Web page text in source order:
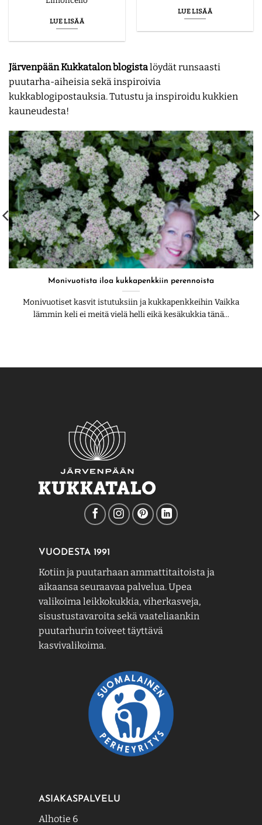
LUE LISÄÄ
LUE LISÄÄ
Järvenpään Kukkatalon blogistalöydät runsaasti
puutarha-aiheisia sekä inspiroivia
kukkablogipostauksia. Tutustu ja inspiroidu kukkien
kauneudesta!
Monivuotista iloa kukkapenkkiin perennoista
Monivuotiset kasvit istutuksiin ja kukkapenkkeihin Vaikka
lämmin keli ei meitä vielä helli eikä kesäkukkia tänä...
VUODESTA 1991
Kotiin ja puutarhaan ammattitaitoista ja
aikaansa seuraavaa palvelua. Upea
valikoima leikkokukkia, viherkasveja,
sisustustavaroita sekä vaateliaankin
puutarhurin toiveet täyttävä
kasvivalikoima.
ASIAKASPALVELU
Alhotie 6